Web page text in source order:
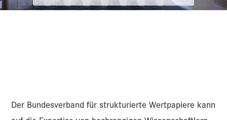
Der Bundesverband für strukturierte Wertpapiere kann